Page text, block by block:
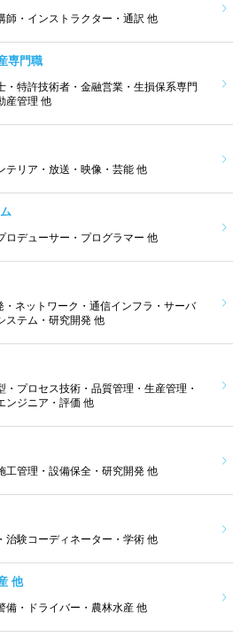
師・インストラクター・通訳 他
専門職
・特許技術者・金融営業・生損保系専門
産管理 他
テリア・放送・映像・芸能 他
ロデューサー・プログラマー 他
ネットワーク・通信インフラ・サーバ
ステム・研究開発 他
プロセス技術・品質管理・生産管理・
ンジニア・評価 他
工管理・設備保全・研究開発 他
治験コーディネーター・学術 他
他
備・ドライバー・農林水産 他